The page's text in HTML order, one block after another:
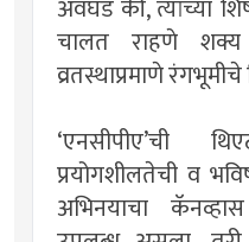
अवघड की, त्यांच्या
चालत राहणे शक्य
व्रतस्थाप्रमाणे
‘एनसीपीए’ची
प्रयोगशीलतेची व
अभिनयाचा